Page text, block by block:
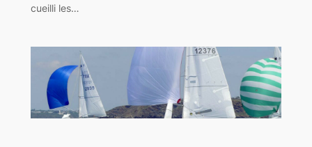
cueilli les…